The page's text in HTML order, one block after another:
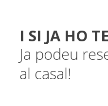
I SI JA HO
Ja podeu
al casal!